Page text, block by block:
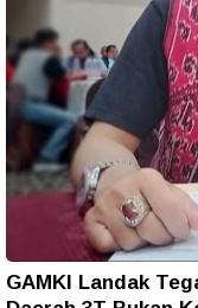
GAMKI Landak